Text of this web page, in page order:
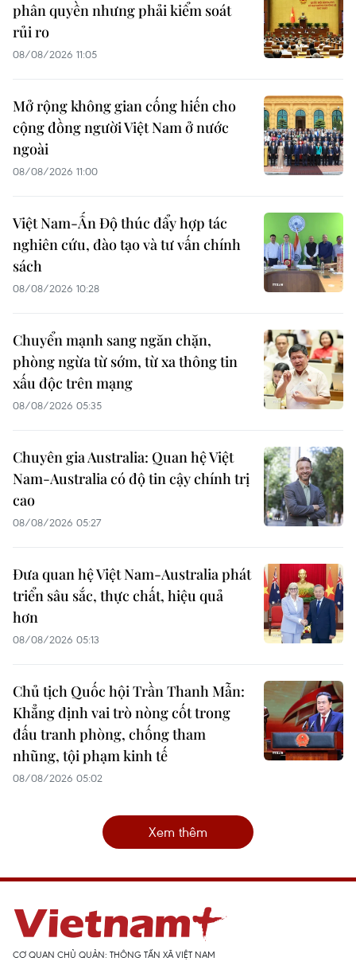
phân quyền nhưng phải kiểm soát
rủi ro
08/08/2026 11:05
Mở rộng không gian cống hiến cho
cộng đồng người Việt Nam ở nước
ngoài
08/08/2026 11:00
Việt Nam-Ấn Độ thúc đẩy hợp tác
nghiên cứu, đào tạo và tư vấn chính
sách
08/08/2026 10:28
Chuyển mạnh sang ngăn chặn,
phòng ngừa từ sớm, từ xa thông tin
xấu độc trên mạng
08/08/2026 05:35
Chuyên gia Australia: Quan hệ Việt
Nam-Australia có độ tin cậy chính trị
cao
08/08/2026 05:27
Đưa quan hệ Việt Nam-Australia phát
triển sâu sắc, thực chất, hiệu quả
hơn
08/08/2026 05:13
Chủ tịch Quốc hội Trần Thanh Mẫn:
Khẳng định vai trò nòng cốt trong
đấu tranh phòng, chống tham
nhũng, tội phạm kinh tế
08/08/2026 05:02
Xem thêm
CƠ QUAN CHỦ QUẢN: THÔNG TẤN XÃ VIỆT NAM